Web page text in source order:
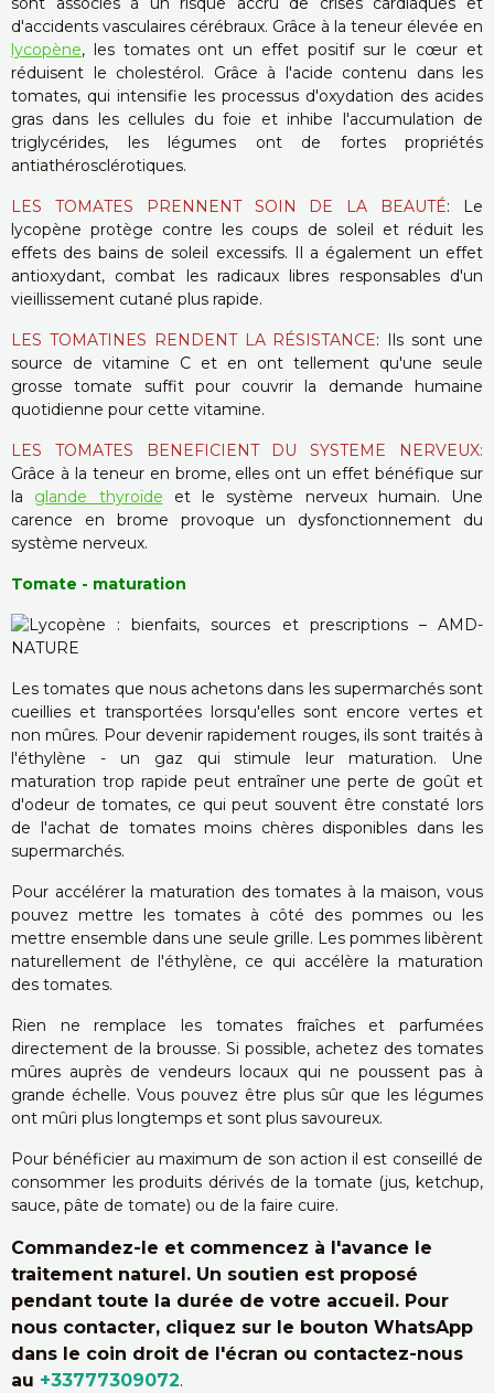
d'accidents vasculaires cérébraux. Grâce à la teneur élevée en
lycopène, les tomates ont un effet positif sur le cœur et
réduisent le cholestérol. Grâce à l'acide contenu dans les
tomates, qui intensifie les processus d'oxydation des acides
gras dans les cellules du foie et inhibe l'accumulation de
triglycérides, les légumes ont de fortes propriétés
antiathérosclérotiques.
LES TOMATES PRENNENT SOIN DE LA BEAUTÉ: Le
lycopène protège contre les coups de soleil et réduit les
effets des bains de soleil excessifs. Il a également un effet
antioxydant, combat les radicaux libres responsables d'un
vieillissement cutané plus rapide.
LES TOMATINES RENDENT LA RÉSISTANCE: Ils sont une
source de vitamine C et en ont tellement qu'une seule
grosse tomate suffit pour couvrir la demande humaine
quotidienne pour cette vitamine.
LES TOMATES BENEFICIENT DU SYSTEME NERVEUX:
Grâce à la teneur en brome, elles ont un effet bénéfique sur
la glande thyroïde et le système nerveux humain. Une
carence en brome provoque un dysfonctionnement du
système nerveux.
Tomate - maturation
Les tomates que nous achetons dans les supermarchés sont
cueillies et transportées lorsqu'elles sont encore vertes et
non mûres. Pour devenir rapidement rouges, ils sont traités à
l'éthylène - un gaz qui stimule leur maturation. Une
maturation trop rapide peut entraîner une perte de goût et
d'odeur de tomates, ce qui peut souvent être constaté lors
de l'achat de tomates moins chères disponibles dans les
supermarchés.
Pour accélérer la maturation des tomates à la maison, vous
pouvez mettre les tomates à côté des pommes ou les
mettre ensemble dans une seule grille. Les pommes libèrent
naturellement de l'éthylène, ce qui accélère la maturation
des tomates.
Rien ne remplace les tomates fraîches et parfumées
directement de la brousse. Si possible, achetez des tomates
mûres auprès de vendeurs locaux qui ne poussent pas à
grande échelle. Vous pouvez être plus sûr que les légumes
ont mûri plus longtemps et sont plus savoureux.
Pour bénéficier au maximum de son action il est conseillé de
consommer les produits dérivés de la tomate (jus, ketchup,
sauce, pâte de tomate) ou de la faire cuire.
Commandez-le et commencez à l'avance le
traitement naturel. Un soutien est proposé
pendant toute la durée de votre accueil. Pour
nous contacter, cliquez sur le bouton WhatsApp
dans le coin droit de l'écran ou contactez-nous
au +33777309072.